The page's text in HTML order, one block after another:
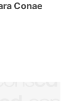
Conae